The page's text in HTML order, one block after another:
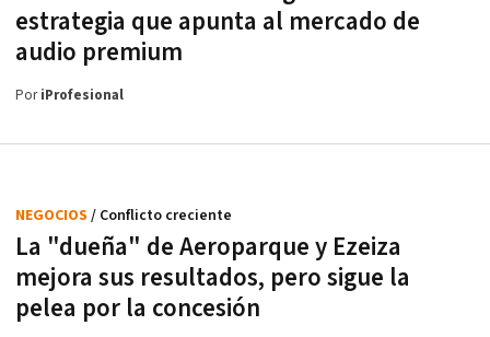
estrategia que apunta al mercado de
audio premium
PoriProfesional
La "dueña" de Aeroparque y Ezeiza
mejora sus resultados, pero sigue la
pelea por la concesión
NEGOCIOS / Conflicto creciente